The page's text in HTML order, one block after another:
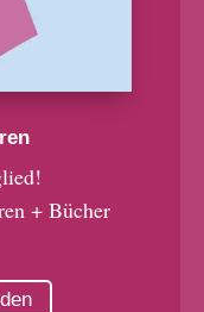
+ Bücher